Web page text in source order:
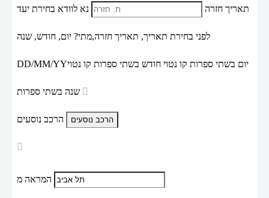
תאריך חזרה נא לוודא בחירת יעד
לפני בחירת תאריך, תאריך חזרה,מתי? יום, חודש, שנה
DD/MM/YYיום בשתי ספרות קו נטוי חודש בשתי ספרות קו נטוי
הרכב נוסעים
המראה מ